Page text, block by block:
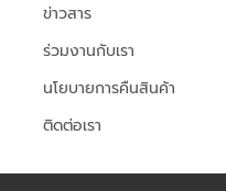
ข่าวสาร
ร่วมงานกับเรา
นโยบายการคืนสินค้า
ติดต่อเรา